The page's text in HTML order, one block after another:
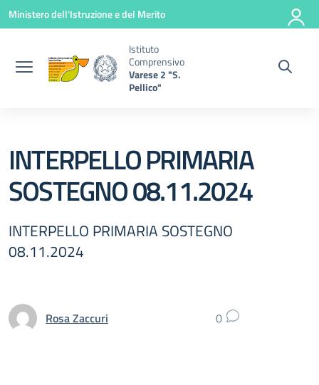
Vai ai contenuti
Vai al menu di navigazione
Vai al footer
Ministero dell'Istruzione e del Merito
Istituto
Comprensivo
Varese 2 "S.
Pellico"
INTERPELLO PRIMARIA
SOSTEGNO 08.11.2024
INTERPELLO PRIMARIA SOSTEGNO
08.11.2024
Rosa Zaccuri 0